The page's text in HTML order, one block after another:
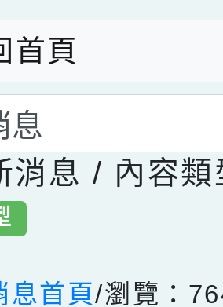
首頁
頁面內容會更
息 / 內容類
息首頁/瀏覽：